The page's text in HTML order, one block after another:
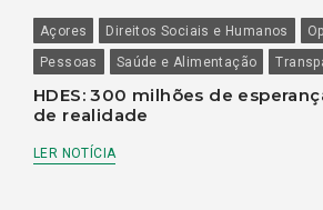
Açores Direitos Sociais e Humanos
Pessoas
Saúde e Alimentação
HDES: 300 milhões de
de realidade
LER NOTÍCIA